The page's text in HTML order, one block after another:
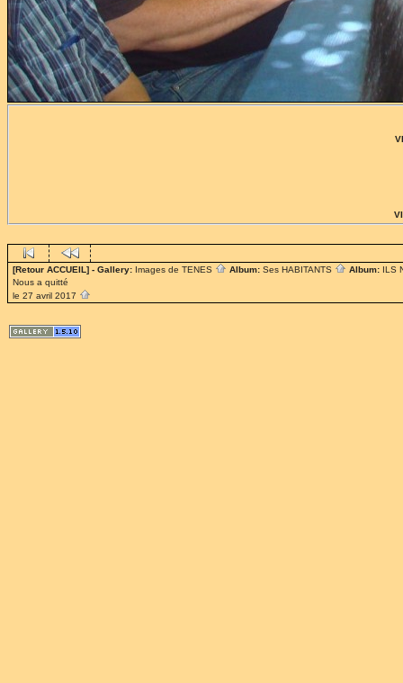
[Retour ACCUEIL] - Gallery: Images de TENES Album: Ses HABITANTS Album: ILS
Nous a quitté
le 27 avril 2017